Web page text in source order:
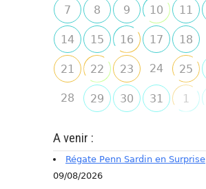
7 8 9 10 11
14 15 16 17 18
21 22 23 24 25
28 29 30 31 1
A venir :
Régate Penn Sardin en Surprise
09/08/2026